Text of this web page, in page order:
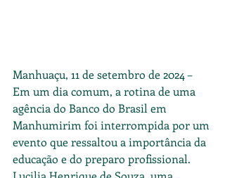
Manhuaçu, 11 de setembro de 2024 –
Em um dia comum, a rotina de uma
agência do Banco do Brasil em
Manhumirim foi interrompida por um
evento que ressaltou a importância da
educação e do preparo profissional.